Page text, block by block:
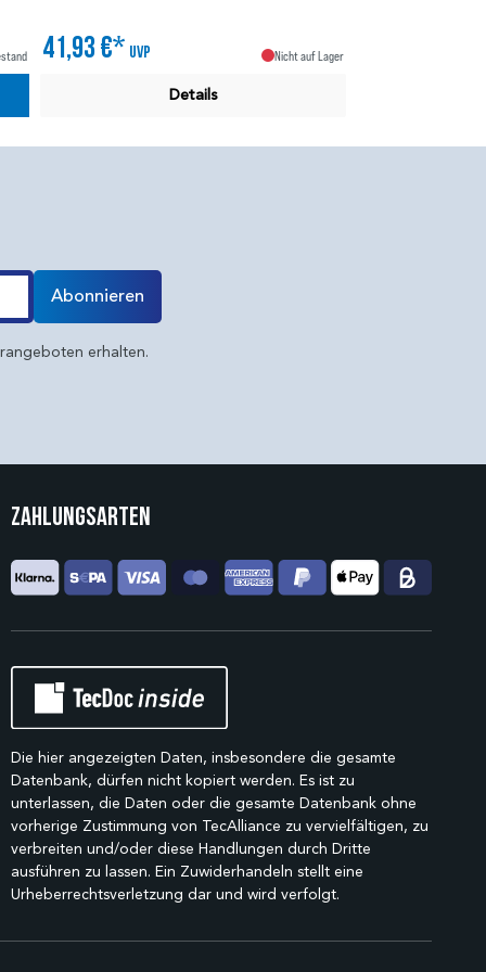
41,93 €* UVP Nicht auf Lager
Details
Abonnieren
erhalten.
Zahlungsarten
Die hier angezeigten Daten, insbesondere die gesamte
Datenbank, dürfen nicht kopiert werden. Es ist zu
unterlassen, die Daten oder die gesamte Datenbank ohne
vorherige Zustimmung von TecAlliance zu vervielfältigen, zu
verbreiten und/oder diese Handlungen durch Dritte
ausführen zu lassen. Ein Zuwiderhandeln stellt eine
Urheberrechtsverletzung dar und wird verfolgt.